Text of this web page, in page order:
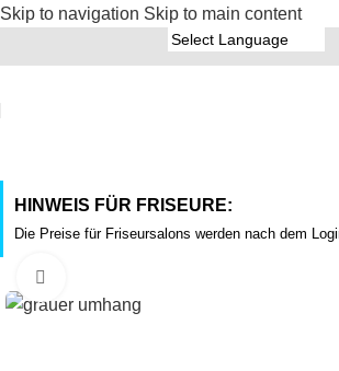
Skip to navigation Skip to main content
HINWEIS FÜR FRISEURE:
Die Preise für Friseursalons werden nach dem